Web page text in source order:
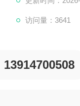
访问量：3641
13914700508